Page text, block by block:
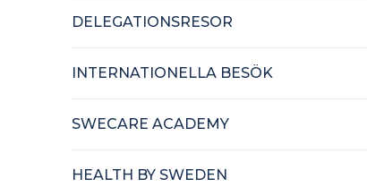
DELEGATIONSRESOR
INTERNATIONELLA BESÖK
SWECARE ACADEMY
HEALTH BY SWEDEN